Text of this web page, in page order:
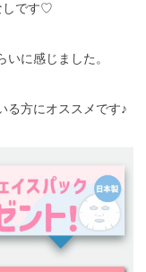
しです♡
に感じました。
る方にオススメです♪